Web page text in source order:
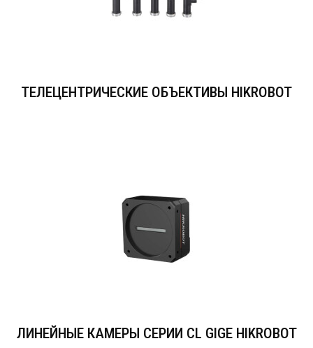
ТЕЛЕЦЕНТРИЧЕСКИЕ ОБЪЕКТИВЫ HIKROBOT
ЛИНЕЙНЫЕ КАМЕРЫ СЕРИИ CL GIGE HIKROBOT